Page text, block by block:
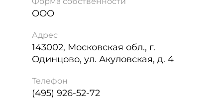
ООО
Адрес
143002, Московская обл., г.
Одинцово, ул. Акуловская, д. 4
Телефон
(495) 926-52-72